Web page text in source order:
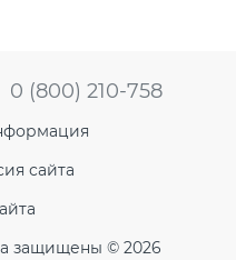
0 (800) 210-758
сайта
защищены © 2026